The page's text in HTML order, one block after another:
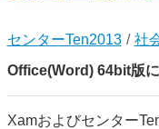
センターTen2013
社
Office(Word) 64bit版
Xamおよびセンター